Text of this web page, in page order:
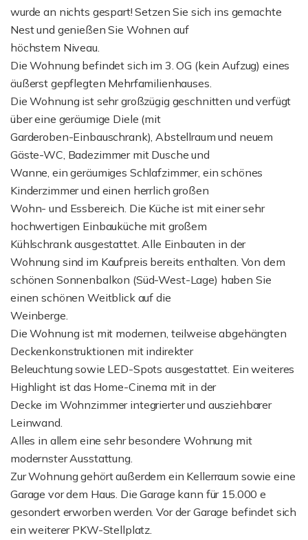
wurde an nichts gespart! Setzen Sie sich ins gemachte
Nest und genießen Sie Wohnen auf
höchstem Niveau.
Die Wohnung befindet sich im 3. OG (kein Aufzug) eines
äußerst gepflegten Mehrfamilienhauses.
Die Wohnung ist sehr großzügig geschnitten und verfügt
über eine geräumige Diele (mit
Garderoben-Einbauschrank), Abstellraum und neuem
Gäste-WC, Badezimmer mit Dusche und
Wanne, ein geräumiges Schlafzimmer, ein schönes
Kinderzimmer und einen herrlich großen
Wohn- und Essbereich. Die Küche ist mit einer sehr
hochwertigen Einbauküche mit großem
Kühlschrank ausgestattet. Alle Einbauten in der
Wohnung sind im Kaufpreis bereits enthalten. Von dem
schönen Sonnenbalkon (Süd-West-Lage) haben Sie
einen schönen Weitblick auf die
Weinberge.
Die Wohnung ist mit modernen, teilweise abgehängten
Deckenkonstruktionen mit indirekter
Beleuchtung sowie LED-Spots ausgestattet. Ein weiteres
Highlight ist das Home-Cinema mit in der
Decke im Wohnzimmer integrierter und ausziehbarer
Leinwand.
Alles in allem eine sehr besondere Wohnung mit
modernster Ausstattung.
Zur Wohnung gehört außerdem ein Kellerraum sowie eine
Garage vor dem Haus. Die Garage kann für 15.000 e
gesondert erworben werden. Vor der Garage befindet sich
ein weiterer PKW-Stellplatz.